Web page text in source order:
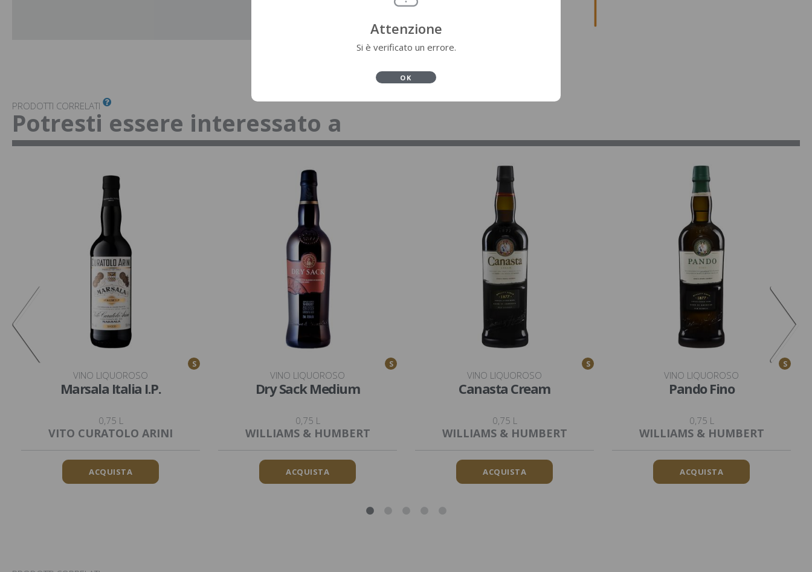
PRODOTTI CORRELATI
Potresti essere interessato a
S
VINO LIQUOROSO
Marsala Italia I.P.
0,75 L
VITO CURATOLO ARINI
ACQUISTA
S
VINO LIQUOROSO
Dry Sack Medium
0,75 L
WILLIAMS & HUMBERT
ACQUISTA
S
VINO LIQUOROSO
Canasta Cream
0,75 L
WILLIAMS & HUMBERT
ACQUISTA
S
VINO LIQUOROSO
Pando Fino
0,75 L
WILLIAMS & HUMBERT
ACQUISTA
Attenzione
Si è verificato un errore.
OK